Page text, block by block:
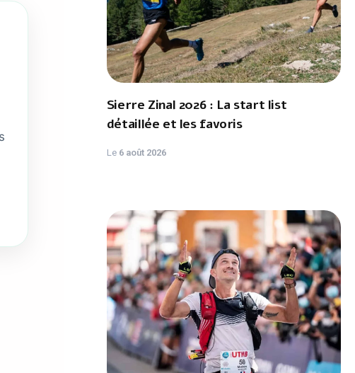
Sierre Zinal 2026 : La start list
détaillée et les favoris
Le 6 août 2026